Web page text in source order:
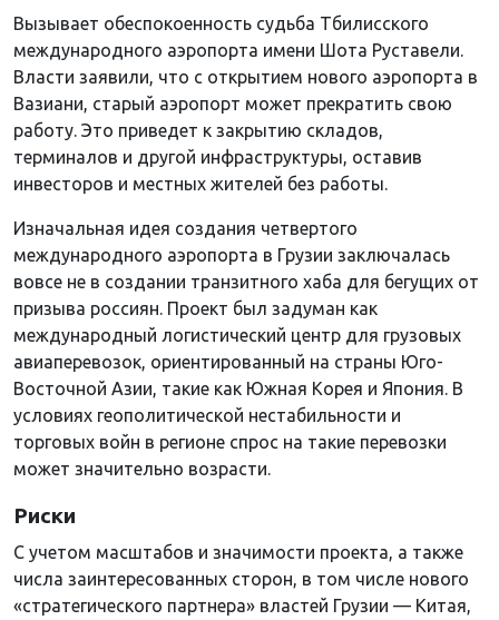
Вызывает обеспокоенность судьба Тбилисского
международного аэропорта имени Шота Руставели.
Власти заявили, что с открытием нового аэропорта в
Вазиани, старый аэропорт может прекратить свою
работу. Это приведет к закрытию складов,
терминалов и другой инфраструктуры, оставив
инвесторов и местных жителей без работы.
Изначальная идея создания четвертого
международного аэропорта в Грузии заключалась
вовсе не в создании транзитного хаба для бегущих от
призыва россиян. Проект был задуман как
международный логистический центр для грузовых
авиаперевозок, ориентированный на страны Юго-
Восточной Азии, такие как Южная Корея и Япония. В
условиях геополитической нестабильности и
торговых войн в регионе спрос на такие перевозки
может значительно возрасти.
Риски
С учетом масштабов и значимости проекта, а также
числа заинтересованных сторон, в том числе нового
«стратегического партнера» властей Грузии — Китая,